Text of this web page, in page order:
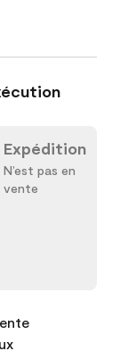
Expédition
N’est pas en
vente